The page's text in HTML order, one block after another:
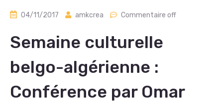
04/11/2017 amkcrea Commentaire off
Semaine culturelle
belgo-algérienne :
Conférence par Omar